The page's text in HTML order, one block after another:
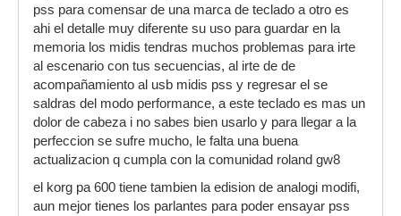
pss para comensar de una marca de teclado a otro es
ahi el detalle muy diferente su uso para guardar en la
memoria los midis tendras muchos problemas para irte
al escenario con tus secuencias, al irte de de
acompañamiento al usb midis pss y regresar el se
saldras del modo performance, a este teclado es mas un
dolor de cabeza i no sabes bien usarlo y para llegar a la
perfeccion se sufre mucho, le falta una buena
actualizacion q cumpla con la comunidad roland gw8
el korg pa 600 tiene tambien la edision de analogi modifi,
aun mejor tienes los parlantes para poder ensayar pss